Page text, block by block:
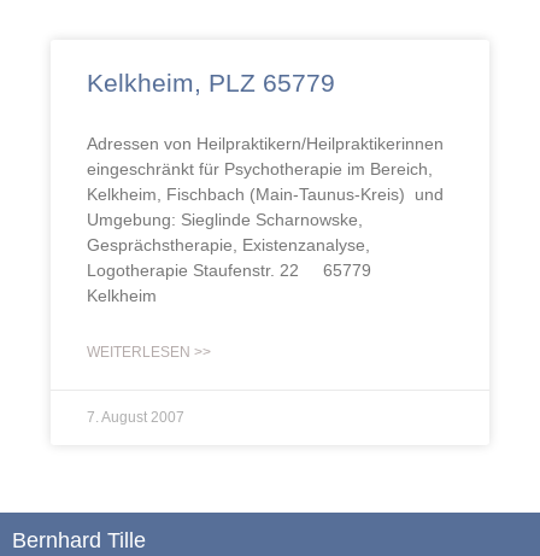
Kelkheim, PLZ 65779
Adressen von Heilpraktikern/Heilpraktikerinnen
eingeschränkt für Psychotherapie im Bereich,
Kelkheim, Fischbach (Main-Taunus-Kreis) und
Umgebung: Sieglinde Scharnowske,
Gesprächstherapie, Existenzanalyse,
Logotherapie Staufenstr. 22 65779
Kelkheim
WEITERLESEN >>
7. August 2007
Bernhard Tille